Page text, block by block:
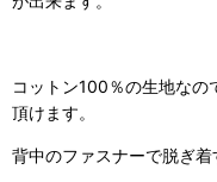
コットン100％の生地なの
頂けます。
背中のファスナーで脱ぎ着